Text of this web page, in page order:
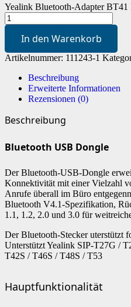
Yealink Bluetooth-Adapter BT41
In den Warenkorb
Artikelnummer: 111243-1
Beschreibung
Erweiterte Informationen
Rezensionen (0)
Beschreibung
Bluetooth USB Dongle
Der Bluetooth-USB-Dongle
Konnektivität mit einer Vielzahl
Anrufe überall im Büro
Bluetooth V4.1-Spezifikation,
1.1, 1.2, 2.0 und 3.0 für
Der Bluetooth-Stecker uterstützt
Unterstützt Yealink SIP-T27G /
T42S / T46S / T48S / T53
Hauptfunktionalität